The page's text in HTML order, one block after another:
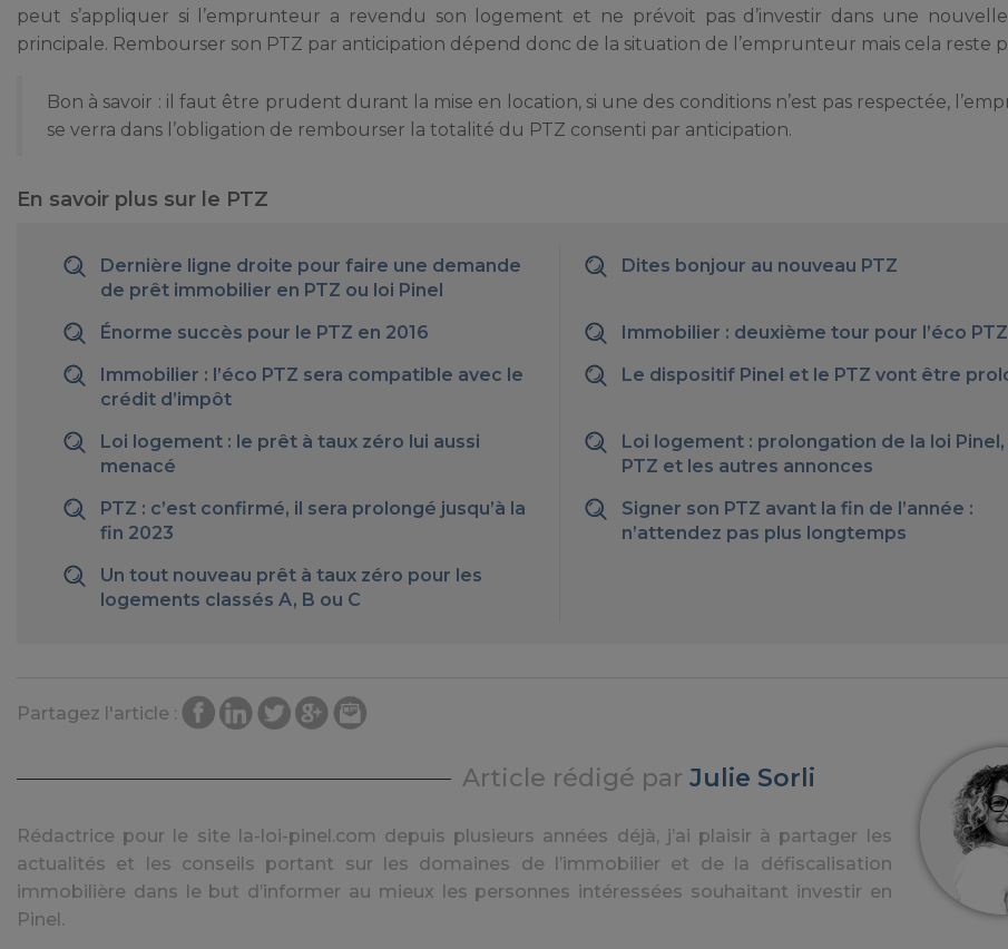
peut s’appliquer si l’emprunteur a revendu son logement et ne prévoit pas d’investir dans une
principale. Rembourser son PTZ par anticipation dépend donc de la situation de l’emprunteur mais cela reste
Bon à savoir : il faut être prudent durant la mise en location, si une des conditions n’est pas respectée,
se verra dans l’obligation de rembourser la totalité du PTZ consenti par anticipation.
En savoir plus sur le PTZ
Dernière ligne droite pour faire une demande
de prêt immobilier en PTZ ou loi Pinel
Dites bonjour au nouveau PTZ
Énorme succès pour le PTZ en 2016
Immobilier : deuxième tour pour l’éco PTZ
Immobilier : l’éco PTZ sera compatible avec le
crédit d’impôt
Le dispositif Pinel et le PTZ vont être
Loi logement : le prêt à taux zéro lui aussi
menacé
Loi logement : prolongation de la loi Pinel,
PTZ et les autres annonces
PTZ : c’est confirmé, il sera prolongé jusqu’à la
fin 2023
Signer son PTZ avant la fin de l’année :
n’attendez pas plus longtemps
Un tout nouveau prêt à taux zéro pour les
logements classés A, B ou C
Partagez l'article :
Article rédigé parJulie Sorli
Rédactrice pour le site la-loi-pinel.com depuis plusieurs années déjà, j’ai plaisir à partager les
actualités et les conseils portant sur les domaines de l’immobilier et de la défiscalisation
immobilière dans le but d’informer au mieux les personnes intéressées souhaitant investir en
Pinel.